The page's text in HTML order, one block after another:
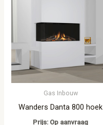
Gas Inbouw
Wanders Danta 800 hoek
Prijs: Op aanvraag